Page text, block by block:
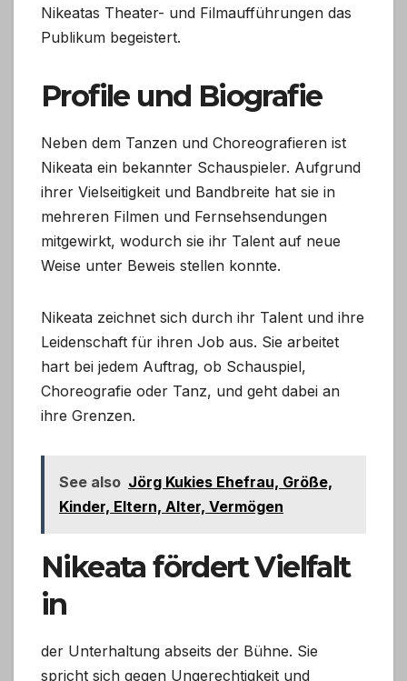
Nikeatas Theater- und Filmaufführungen das
Publikum begeistert.
Profile und Biografie
Neben dem Tanzen und Choreografieren ist
Nikeata ein bekannter Schauspieler. Aufgrund
ihrer Vielseitigkeit und Bandbreite hat sie in
mehreren Filmen und Fernsehsendungen
mitgewirkt, wodurch sie ihr Talent auf neue
Weise unter Beweis stellen konnte.
Nikeata zeichnet sich durch ihr Talent und ihre
Leidenschaft für ihren Job aus. Sie arbeitet
hart bei jedem Auftrag, ob Schauspiel,
Choreografie oder Tanz, und geht dabei an
ihre Grenzen.
See also Jörg Kukies Ehefrau, Größe,
Kinder, Eltern, Alter, Vermögen
Nikeata fördert Vielfalt
in
der Unterhaltung abseits der Bühne. Sie
spricht sich gegen Ungerechtigkeit und